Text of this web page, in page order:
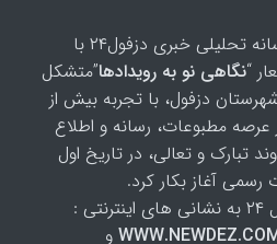
رسانه تحلیلی خبری دزفول۲۴ با
“نگاهی نو به رویدادها”متشکل
دزفول، با تجربه بیش از
مطبوعات، رسانه و اطلاع
تبارک و تعالی، در تاریخ اول
:
و